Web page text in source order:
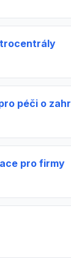
péči o
pro firmy